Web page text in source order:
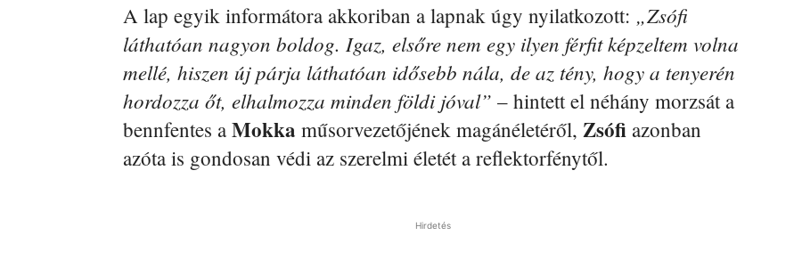
A lap egyik informátora akkoriban a lapnak úgy nyilatkozott: „Zsófi
láthatóan nagyon boldog. Igaz, elsőre nem egy ilyen férfit képzeltem volna
mellé, hiszen új párja láthatóan idősebb nála, de az tény, hogy a tenyerén
hordozza őt, elhalmozza minden földi jóval” – hintett el néhány morzsát a
bennfentes a Mokka műsorvezetőjének magánéletéről, Zsófi azonban
azóta is gondosan védi az szerelmi életét a reflektorfénytől.
Hirdetés